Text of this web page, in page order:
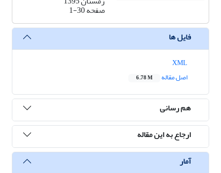
صفحه1-30
فایل ها
اصل مقاله
6.78 M
هم رسانی
ارجاع به این مقاله
آمار